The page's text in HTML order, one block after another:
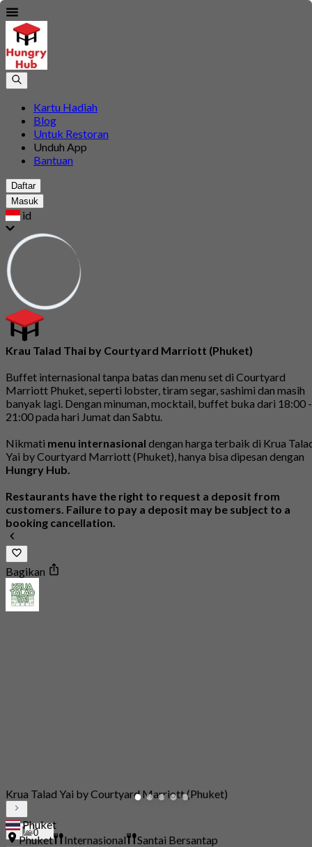
Kartu Hadiah
Blog
Untuk Restoran
Unduh App
Bantuan
Daftar
Masuk
id
Krau Talad Thai by Courtyard Marriott (Phuket)
Buffet internasional tanpa batas dan menu set di Courtyard
Marriott Phuket, seperti lobster, tiram segar, sashimi dan masih
banyak lagi. Dengan minuman, mocktail, buffet buka dari 18:00 -
21:00 pada hari Jumat dan Sabtu.
Nikmati menu internasional dengan harga terbaik di Krua
Yai by Courtyard Marriott (Phuket), hanya bisa dipesan dengan
Hungry Hub.
Restaurants have the right to request a deposit from
customers. Failure to pay a deposit may be subject to a
booking cancellation.
Bagikan
0
Krua Talad Yai by Courtyard Marriott (Phuket)
Phuket
Phuket
Internasional Santai Bersantap